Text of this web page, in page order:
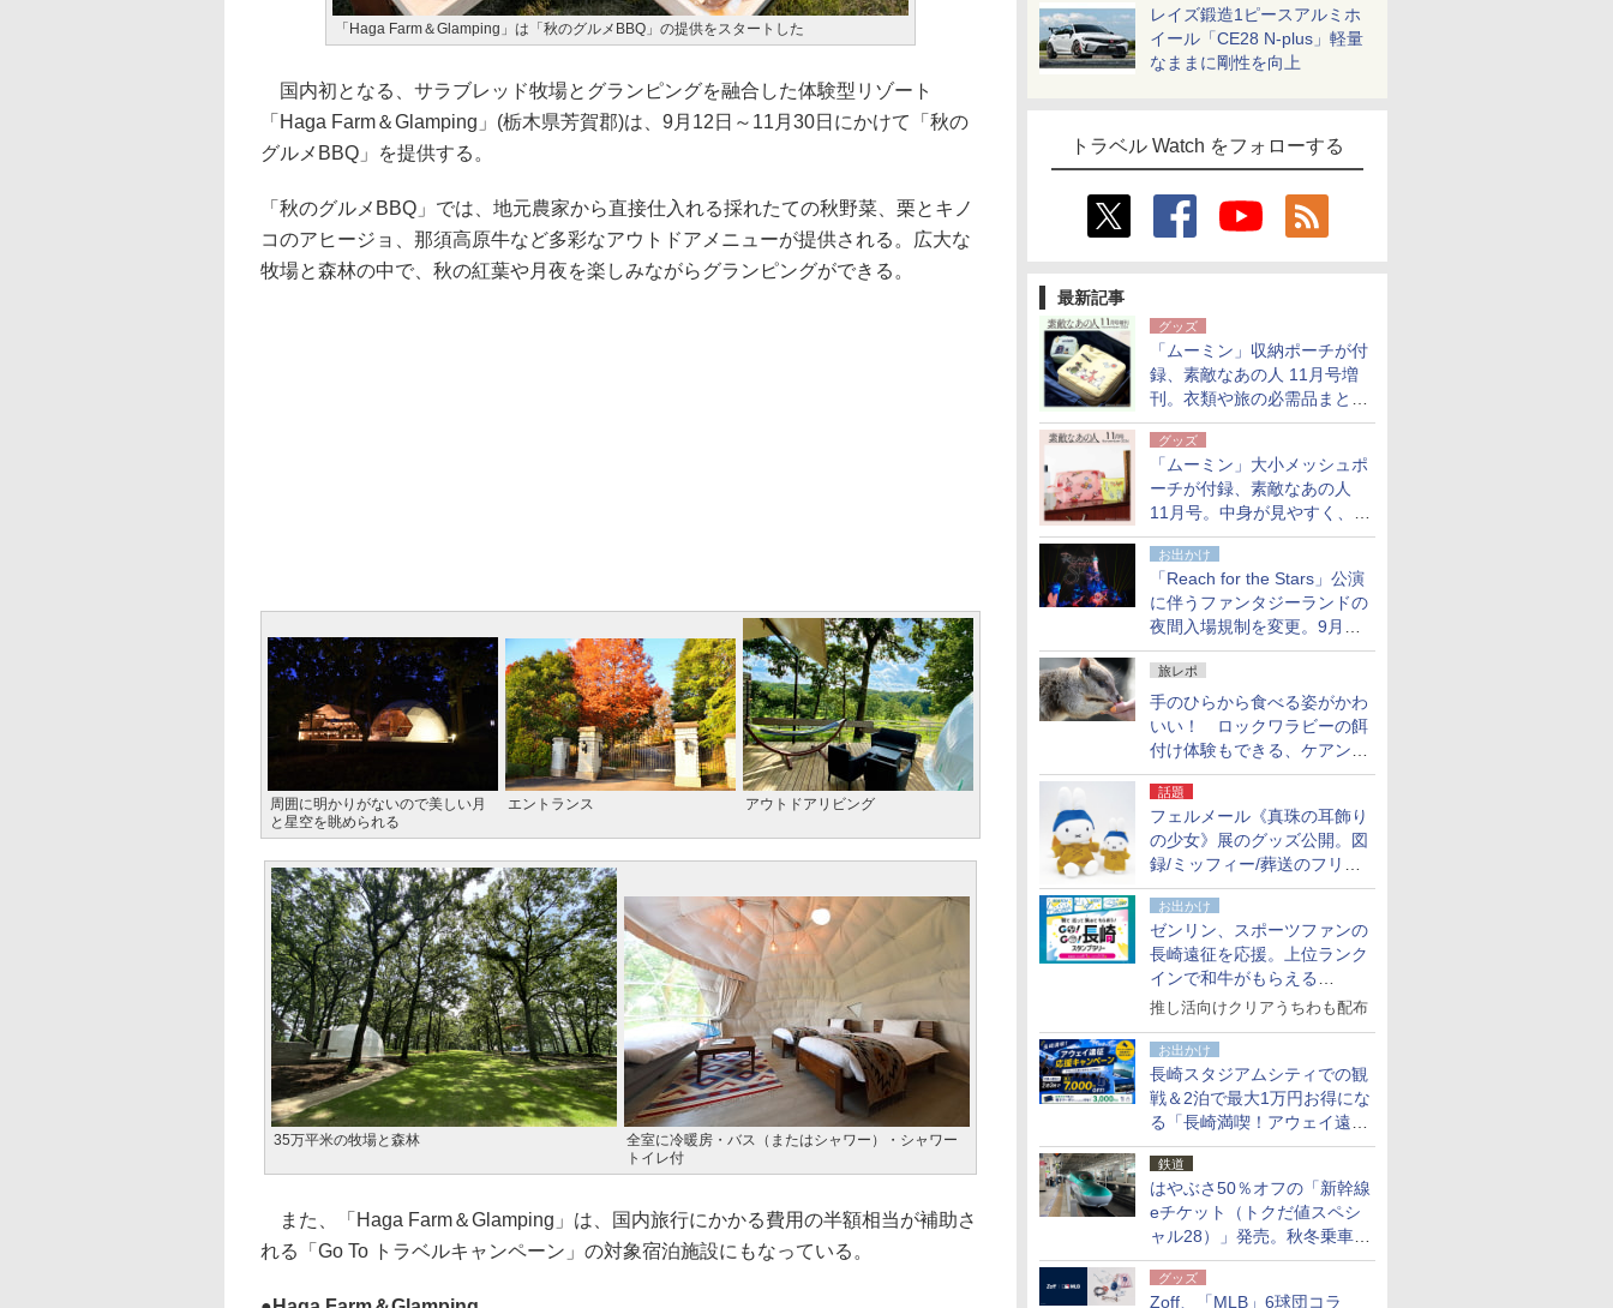
レイズ鍛造1ピースアルミホ
イール「CE28 N-plus」軽量
なままに剛性を向上
トラベル Watch をフォローする
最新記事
グッズ
「ムーミン」収納ポーチが付
録、素敵なあの人 11月号増
刊。衣類や旅の必需品まとま
る大小2個セット
グッズ
「ムーミン」大小メッシュポ
ーチが付録、素敵なあの人
11月号。中身が見やすく、温
泉スパにも使える
お出かけ
「Reach for the Stars」公演
に伴うファンタジーランドの
夜間入場規制を変更。9月か
ら18時50分～20時ごろに
旅レポ
手のひらから食べる姿がかわ
いい！ ロックワラビーの餌
付け体験もできる、ケアンズ
でアサートン高原の日本語ガ
イド付きツアーに参加してみ
た
話題
フェルメール《真珠の耳飾り
の少女》展のグッズ公開。図
録/ミッフィー/葬送のフリー
レンほか、注目ブランドコラ
ボが実現
お出かけ
ゼンリン、スポーツファンの
長崎遠征を応援。上位ランク
インで和牛がもらえる
「GO！GO！長崎スタンプラ
推し活向けクリアうちわも配布
お出かけ
長崎スタジアムシティでの観
戦＆2泊で最大1万円お得にな
る「長崎満喫！アウェイ遠征
応援キャンペーン」
鉄道
はやぶさ50％オフの「新幹線
eチケット（トクだ値スペシ
ャル28）」発売。秋冬乗車
分、えきねっと限定
グッズ
Zoff、「MLB」6球団コラ
「Haga Farm＆Glamping」は「秋のグルメBBQ」の提供をスタートした
国内初となる、サラブレッド牧場とグランピングを融合した体験型リゾート
「Haga Farm＆Glamping」(栃木県芳賀郡)は、9月12日～11月30日にかけて「秋の
グルメBBQ」を提供する。
「秋のグルメBBQ」では、地元農家から直接仕入れる採れたての秋野菜、栗とキノ
コのアヒージョ、那須高原牛など多彩なアウトドアメニューが提供される。広大な
牧場と森林の中で、秋の紅葉や月夜を楽しみながらグランピングができる。
周囲に明かりがないので美しい月
と星空を眺められる
エントランス アウトドアリビング
35万平米の牧場と森林
全室に冷暖房・バス（またはシャワー）・シャワー
トイレ付
また、「Haga Farm＆Glamping」は、国内旅行にかかる費用の半額相当が補助さ
れる「Go To トラベルキャンペーン」の対象宿泊施設にもなっている。